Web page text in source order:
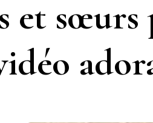
et sœurs